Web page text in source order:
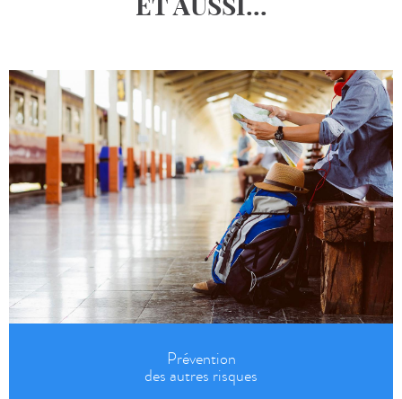
Prévention
des autres risques